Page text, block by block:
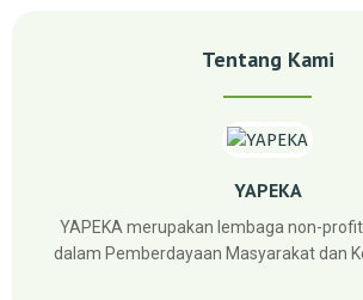
Tentang Kami
YAPEKA
YAPEKA merupakan lembaga non-
dalam Pemberdayaan Masyarakat dan